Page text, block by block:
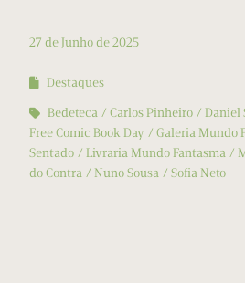
27 de Junho de 2025
Destaques
Bedeteca
Carlos Pinheiro Daniel
Free Comic Book Day
Galeria Mundo
Sentado
Livraria Mundo Fantasma
do Contra
Nuno Sousa Sofia Neto